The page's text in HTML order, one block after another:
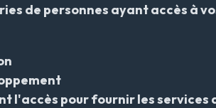
de personnes ayant accès à
l'accès pour fournir les services